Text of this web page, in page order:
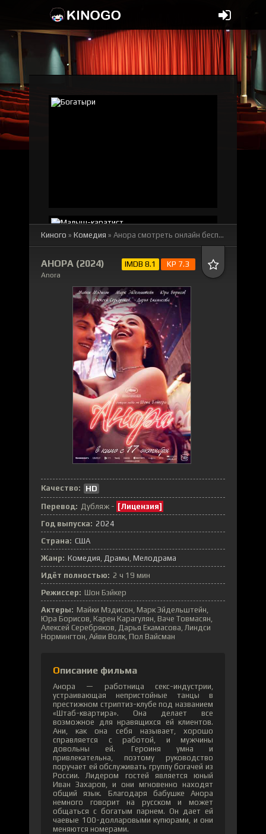
Киного » Комедия » Анора смотреть онлайн бесплатно
АНОРА (2024)
Anora
IMDB 8.1 KP 7.3
Качество:
HD
Перевод: Дубляж - [Лицензия]
Год выпуска: 2024
Страна: США
Жанр: Комедия Драмы Мелодрама
Идёт полностью: 2 ч 19 мин
Режиссер: Шон Бэйкер
Актеры: Майки Мэдисон, Марк Эйдельштейн,
Юра Борисов, Карен Карагулян, Ваче Товмасян,
Алексей Серебряков, Дарья Екамасова, Линдси
Нормингтон, Айви Волк, Пол Вайсман
Описание фильма
Анора — работница секс-индустрии,
устраивающая непристойные танцы в
престижном стриптиз-клубе под названием
«Штаб-квартира». Она делает все
возможное для нравящихся ей клиентов.
Ани, как она себя называет, хорошо
справляется с работой, и мужчины
довольны ей. Героиня умна и
привлекательна, поэтому руководство
поручает ей обслуживать группу богачей из
России. Лидером гостей является юный
Иван Захаров, и они мгновенно находят
общий язык. Благодаря бабушке Анора
немного говорит на русском и может
общаться с богатым парнем. Он дает ей
чаевые 100-долларовыми купюрами, и они
меняются номерами.